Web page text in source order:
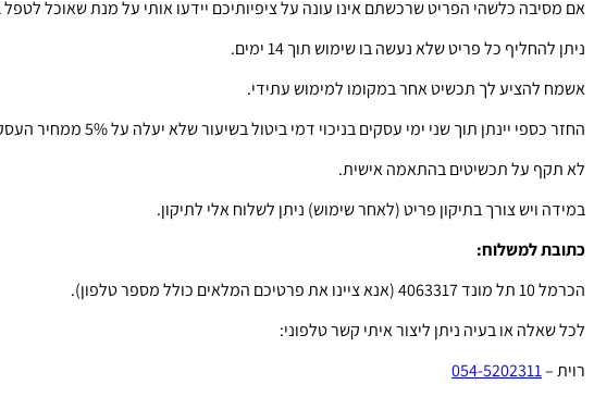
אם מסיבה כלשהי הפריט שרכשתם אינו עונה על ציפיותיכם יידעו אותי על מנת שאוכל לטפל
ניתן להחליף כל פריט שלא נעשה בו שימוש תוך 14 ימים.
אשמח להציע לך תכשיט אחר במקומו למימוש עתידי.
החזר כספי יינתן תוך שני ימי עסקים בניכוי דמי ביטול בשיעור שלא יעלה על 5% ממחיר העסקה, או 100 ש”ח, לפי הנמוך מביניהם.
לא תקף על תכשיטים בהתאמה אישית.
במידה ויש צורך בתיקון פריט (לאחר שימוש) ניתן לשלוח אלי לתיקון.
כתובת למשלוח:
הכרמל 10 תל מונד 4063317 (אנא ציינו את פרטיכם המלאים כולל מספר טלפון).
לכל שאלה או בעיה ניתן ליצור איתי קשר טלפוני:
רוית –054-5202311